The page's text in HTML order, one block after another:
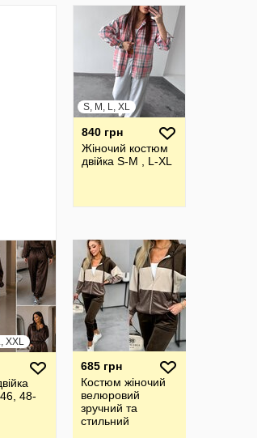
S, M, L, XL
840 грн
Жіночий костюм
двійка S-M , L-XL
XXL
48-
685 грн
Костюм жіночий
велюровий
зручний та
стильний